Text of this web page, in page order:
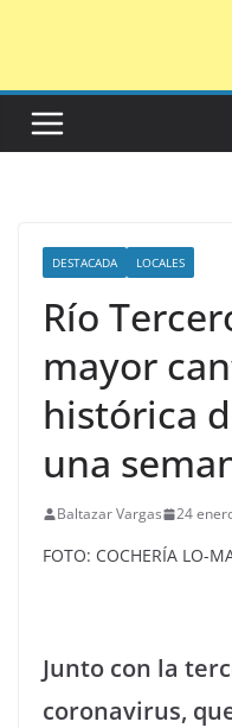
DESTACADA LOCALES
Río
mayor
histórica
una
Baltazar Vargas 24
FOTO: COCHERÍA LO-
Junto con la
coronavirus,